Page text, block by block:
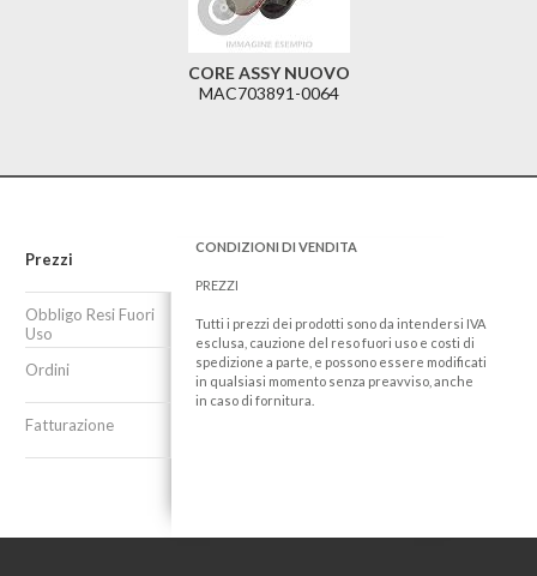
CORE ASSY NUOVO
MAC703891-0064
Prezzi
Obbligo Resi Fuori
Uso
Ordini
Fatturazione
CONDIZIONI DI VENDITA
PREZZI
Tutti i prezzi dei prodotti sono da intendersi IVA
esclusa, cauzione del reso fuori uso e costi di
spedizione a parte, e possono essere modificati
in qualsiasi momento senza preavviso, anche
in caso di fornitura.